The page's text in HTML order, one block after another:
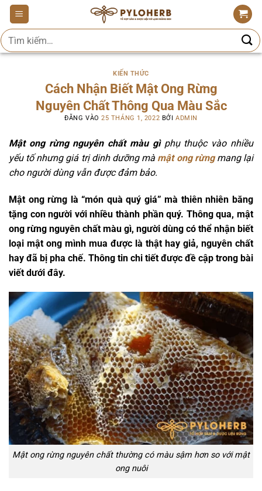
Bỏ
qua
nội
dung
Tìm
kiếm:
KIẾN THỨC
Cách Nhận Biết Mật Ong Rừng
Nguyên Chất Thông Qua Màu Sắc
ĐĂNG VÀO25 THÁNG 1, 2022 BỞI ADMIN
Mật ong rừng nguyên chất màu gìphụ thuộc vào nhiều
yếu tố nhưng giá trị dinh dưỡng mà mật ong rừng mang lại
cho người dùng vẫn được đảm bảo.
Mật ong rừng là “món quà quý giá” mà thiên nhiên băng
tặng con người với nhiều thành phần quý. Thông qua, mật
ong rừng nguyên chất màu gì, người dùng có thể nhận biết
loại mật ong mình mua được là thật hay giả, nguyên chất
hay đã bị pha chế. Thông tin chi tiết được đề cập trong bài
viết dưới đây.
Mật ong rừng nguyên chất thường có màu sậm hơn so với mật
ong nuôi